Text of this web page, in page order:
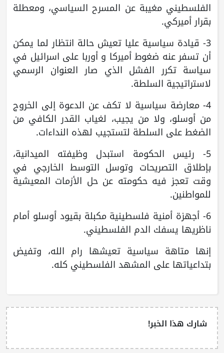
الفلسطيني مغيبة عن المسرح السياسي، ومعطلة
بقرار أميركي.
3- قيادة سياسية عليا تعيش حالة انتظار لما يمكن
أن تسفر عنه ضغوط أميركا و أوربا على اسرائيل في
سياسة تكرر الفشل الذي صار العنوان الرسمي
لاستراتيجية السلطة.
4- معارضة سياسية لا تكف عن الدعوة إلى الخروج
من أوسلو، ولا من يجيب، لغياب القدر الكافي من
الضغط على السلطة لتستجيب لهذه النداءات.
5- رئيس الحكومة استبدل وظيفته الميدانية،
بإطلاق التصريحات وتوسل التوسط الخارجي في
وقت تعجز فيه حكومته عن حل الأزمات المعيشية
للمواطنين.
6- أجهزة أمنية فلسطينية مكبلة بقيود أوسلو أمام
ناظريها يسفك الدم الفلسطيني.
إنها متاهة سياسية تعيشها رام الله، وتفيض
بتداعياتها على المشهد الفلسطيني كله.
شارك هذا الخبر!